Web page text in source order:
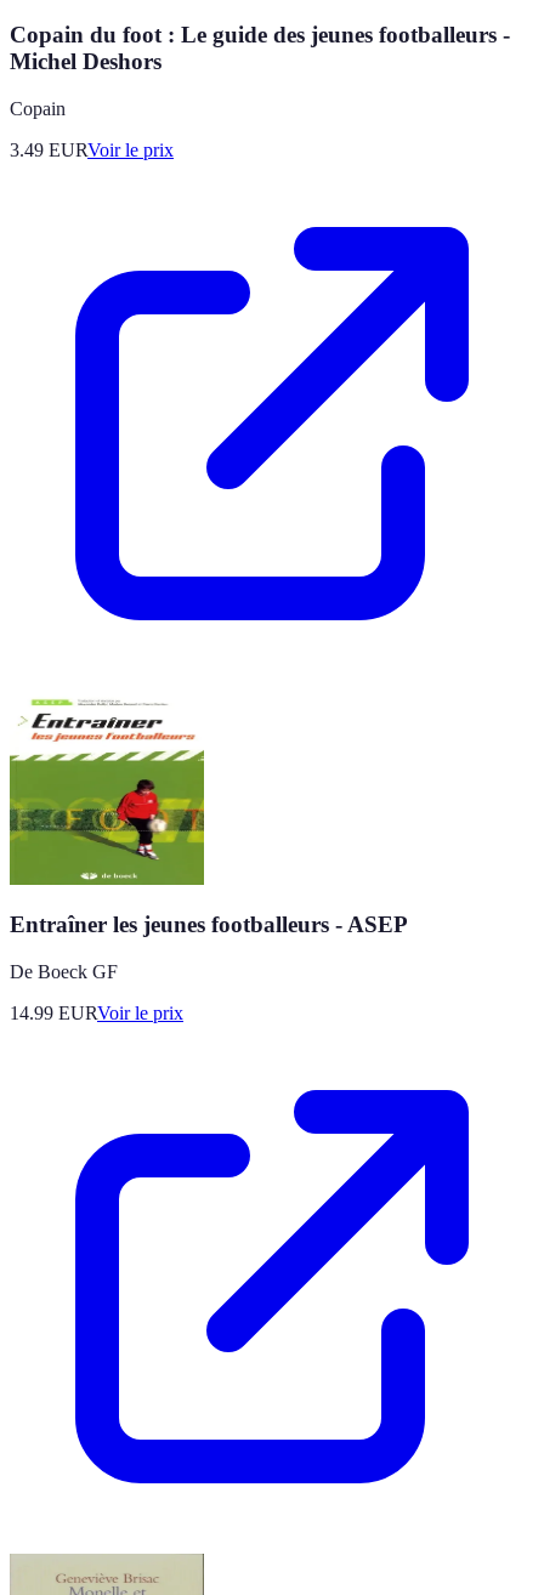
Copain du foot : Le guide des jeunes footballeurs -
Michel Deshors
Copain
3.49 EURVoir le prix
Entraîner les jeunes footballeurs - ASEP
De Boeck GF
14.99 EURVoir le prix